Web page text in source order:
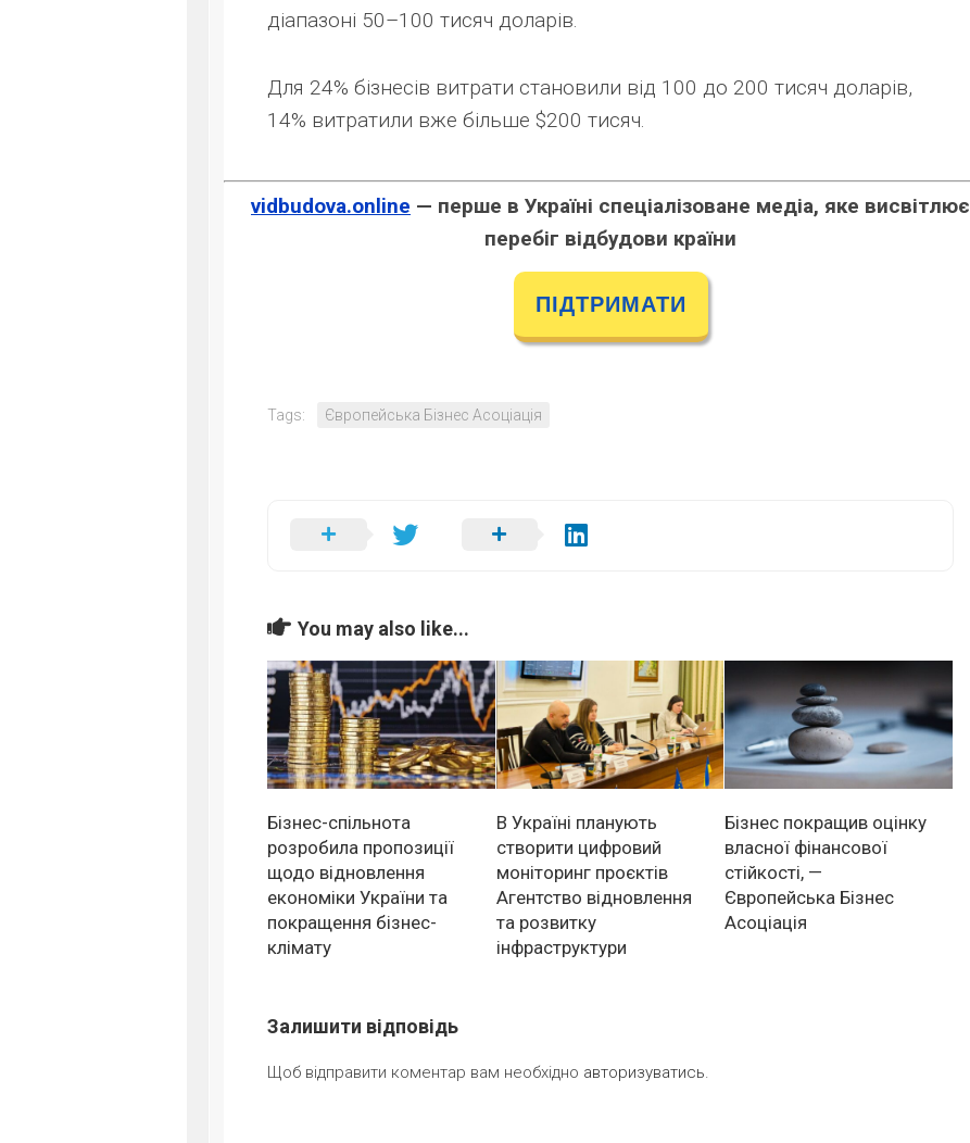
діапазоні 50–100 тисяч доларів.
Для 24% бізнесів витрати становили від 100 до 200 тисяч доларів,
14% витратили вже більше $200 тисяч.
vidbudova.online — перше в Україні спеціалізоване медіа, яке висвітлює
перебіг відбудови країни
ПІДТРИМАТИ
Tags: Європейська Бізнес Асоціація
You may also like...
Бізнес-спільнота
розробила пропозиції
щодо відновлення
економіки України та
покращення бізнес-
клімату
В Україні планують
створити цифровий
моніторинг проєктів
Агентство відновлення
та розвитку
інфраструктури
Бізнес покращив оцінку
власної фінансової
стійкості, —
Європейська Бізнес
Асоціація
Залишити відповідь
Щоб відправити коментар вам необхідно авторизуватись.